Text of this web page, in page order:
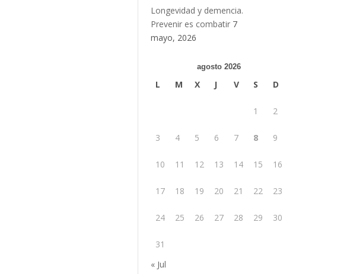
Longevidad y demencia.
Prevenir es combatir 7
mayo, 2026
agosto 2026
L M X J V S D
1 2
3 4 5 6 7 8 9
10 11 12 13 14 15 16
17 18 19 20 21 22 23
24 25 26 27 28 29 30
31
« Jul